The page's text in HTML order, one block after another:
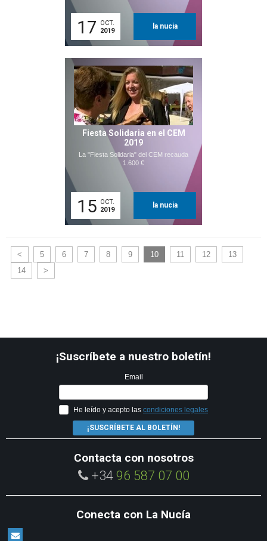
17
OCT.
2019
la nucia
Fiesta Solidaria en el CEM
2019
La "Fiesta Solidaria" del CEM recauda
1.600 €
15 OCT.
2019
la nucia
< 5 6 7 8 9 10 11 12
13
14
>
¡Suscríbete a nuestro boletín!
Email
He leído y acepto las condiciones legales
¡SUSCRÍBETE AL BOLETÍN!
Contacta con nosotros
+34 96 587 07 00
Conecta con La Nucía